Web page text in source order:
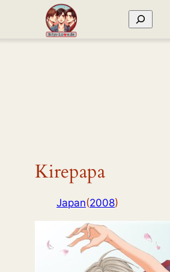
Suchen
Kirepapa
Japan(2008)